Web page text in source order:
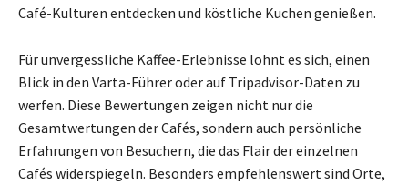
Café-Kulturen entdecken und köstliche Kuchen genießen.
Für unvergessliche Kaffee-Erlebnisse lohnt es sich, einen
Blick in den Varta-Führer oder auf Tripadvisor-Daten zu
werfen. Diese Bewertungen zeigen nicht nur die
Gesamtwertungen der Cafés, sondern auch persönliche
Erfahrungen von Besuchern, die das Flair der einzelnen
Cafés widerspiegeln. Besonders empfehlenswert sind Orte,